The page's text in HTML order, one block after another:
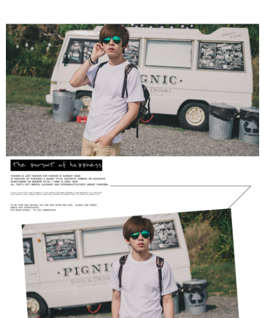
１．於結帳方式選擇「AFTEE先享後付」後，將跳轉至「AFTEE先享後付」
結帳頁面，進行簡訊認證並確認金額後，即可完成結帳。
２．訂單成立數日內，您將收到繳費通知簡訊。
３．收到繳費通知簡訊後14天內，點擊此簡訊中的連結，可透過四大超商／
ATM／網路銀行／等多元方式進行付款，方視為交易完成。
※ 請注意：結帳手續完成當下不需立刻繳費，但若您需要取消訂單，請聯絡
購買商品的店家。未經商家同意取消之訂單仍視為有效，需透過AFTEE先享
後付繳納相關費用。
※ 交易是否成功請以「AFTEE先享後付 」之結帳頁面顯示為準，若有關於
是否繳費成功／繳費後需取消欲退款等相關疑問，請聯繫「AFTEE先享後付
客戶支援中心」https://netprotections.freshdesk.com/support/home
【注意事項】
１．透過由恩沛科技股份有限公司提供之「AFTEE先享後付」服務完成之交
易，需依本服務之必要範圍內提供個人資料，並將交易相關給付款項請求債
權轉讓予恩沛科技股份有限公司。
２．關於個人資料處理事宜，請瀏覽以下網址：
https://aftee.tw/terms/#terms3
３．未成年的使用者請事先徵得法定代理人或監護人之同意方可使用
「AFTEE先享後付」，若未經同意申辦者引起之損失，本公司不負相關責
任。
４．使用「AFTEE先享後付」時，將依據個別帳號之用戶狀況，依本公司即
時審查核予不同之上限額度；若仍有額度不足之情形，本公司將視審查結果
請求用戶進行身份認證。
５．嚴禁一人註冊多個帳號或使用他人資訊註冊。若發現惡意使用之情形，
恩沛科技股份有限公司將有權停止該用戶之使用額度並採取法律行動。
先付款後全家取貨
每筆NT$80，滿NT$1,800(含以上)免運費
7-11付款取貨
每筆NT$80，滿NT$1,800(含以上)免運費
先付款後7-11取貨
每筆NT$80，滿NT$1,800(含以上)免運費
宅配
每筆NT$120，滿NT$3,000(含以上)免運費